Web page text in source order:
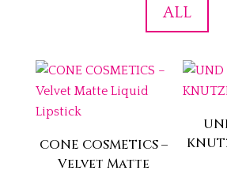
ALL
CONE COSMETICS –
Velvet Matte